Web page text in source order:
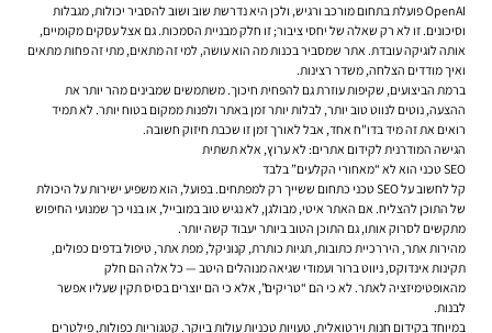
OpenAI פועלת בתחום מורכב ורגיש, ולכן היא נדרשת שוב ושוב להסביר יכולות, מגבלות
וסיכונים. זו לא רק שאלה של יחסי ציבור; זו חלק מבניית הסמכות. גם אצל עסקים מקומיים,
אותה לוגיקה עובדת. אתר שמסביר בכנות מה הוא עושה, למי זה מתאים, מתי זה פחות מתאים
ואיך מודדים הצלחה, משדר רצינות.
ברמת הביצועים, שקיפות עוזרת גם להפחית חיכוך. משתמשים שמבינים מהר יותר את
ההצעה, נוטים לנווט טוב יותר, לבלות יותר זמן באתר ולפנות ממקום בטוח יותר. לא תמיד
רואים את זה מיד בדו"ח אחד, אבל לאורך זמן זו שכבת חיזוק חשובה.
הגישה המודרנית לקידום אתרים: לא ערוץ, אלא תשתית
SEO טכני הוא לא “מאחורי הקלעים” בלבד
קל לחשוב על SEO טכני כתחום ששייך רק למפתחים. בפועל, הוא משפיע ישירות על היכולת
של התוכן להצליח. אם האתר איטי, מבולגן, לא נגיש טוב במובייל, או בנוי כך שמנועי החיפוש
מתקשים לסרוק אותו, גם התוכן הטוב ביותר יעבוד קשה יותר.
מהירות אתר, היררכיית כתובות, תגיות כותרת, קנוניקל, מפת אתר, טיפול בדפים כפולים,
תקינות אינדוקס, ניווט ברור ועמודי שגיאה מנוהלים היטב — כל אלה הם חלק
מהאופטימיזציה לאתר. לא כי הם “טריקים”, אלא כי הם יוצרים בסיס תקין שעליו אפשר
לבנות.
במיוחד בקידום חנות וירטואלית, טעויות טכניות עולות ביוקר. קטגוריות כפולות, פילטרים